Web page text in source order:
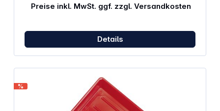
Preise inkl. MwSt. ggf. zzgl. Versandkosten
Details
%